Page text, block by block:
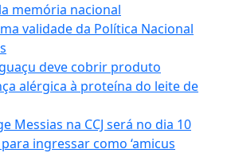
memória nacional
validade da Política Nacional
deve cobrir produto
alérgica à proteína do leite de
Messias na CCJ será no dia 10
ingressar como ‘amicus